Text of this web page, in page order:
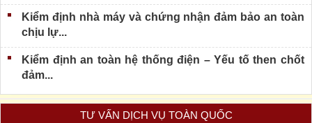
Kiểm định nhà máy và chứng nhận đảm bảo an toàn
chịu lự...
Kiểm định an toàn hệ thống điện – Yếu tố then chốt
đảm...
TƯ VẤN DỊCH VỤ TOÀN QUỐC